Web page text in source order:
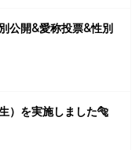
公開&愛称投票&性別
）を実施しました🐅